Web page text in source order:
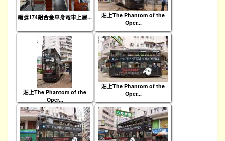
編號174鋁合金車身電車上層...
貼上The Phantom of the
Oper...
貼上The Phantom of the
Oper...
貼上The Phantom of the
Oper...